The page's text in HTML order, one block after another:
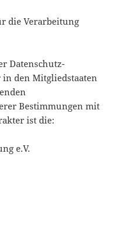
die Verarbeitung
Datenschutz-
den Mitgliedstaaten
Bestimmungen mit
ist die:
e.V.